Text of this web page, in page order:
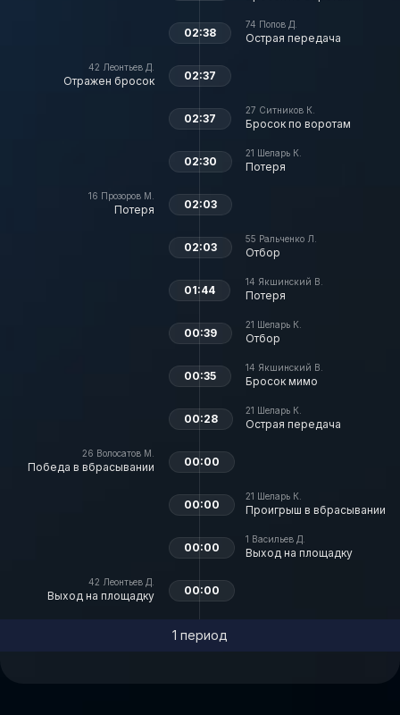
74 Попов Д.
Острая передача
02:38
42 Леонтьев Д.
Отражен бросок 02:37
27 Ситников К.
Бросок по воротам
02:37
21 Шеларь К.
Потеря
02:30
16 Прозоров М.
Потеря 02:03
55 Ральченко Л.
Отбор
02:03
14 Якшинский В.
Потеря
01:44
21 Шеларь К.
Отбор
00:39
14 Якшинский В.
Бросок мимо
00:35
21 Шеларь К.
Острая передача
00:28
26 Волосатов М.
Победа в вбрасывании 00:00
21 Шеларь К.
Проигрыш в вбрасывании
00:00
1 Васильев Д.
Выход на площадку
00:00
42 Леонтьев Д.
Выход на площадку 00:00
1 период